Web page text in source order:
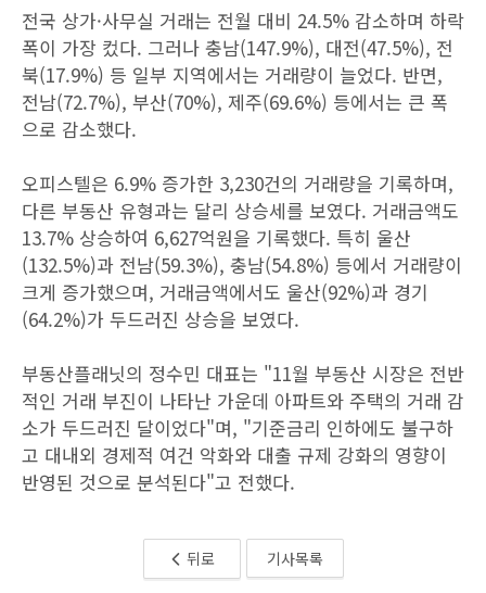
전국 상가·사무실 거래는 전월 대비 24.5% 감소하며 하락
폭이 가장 컸다. 그러나 충남(147.9%), 대전(47.5%), 전
북(17.9%) 등 일부 지역에서는 거래량이 늘었다. 반면,
전남(72.7%), 부산(70%), 제주(69.6%) 등에서는 큰 폭
으로 감소했다.
오피스텔은 6.9% 증가한 3,230건의 거래량을 기록하며,
다른 부동산 유형과는 달리 상승세를 보였다. 거래금액도
13.7% 상승하여 6,627억원을 기록했다. 특히 울산
(132.5%)과 전남(59.3%), 충남(54.8%) 등에서 거래량이
크게 증가했으며, 거래금액에서도 울산(92%)과 경기
(64.2%)가 두드러진 상승을 보였다.
부동산플래닛의 정수민 대표는 "11월 부동산 시장은 전반
적인 거래 부진이 나타난 가운데 아파트와 주택의 거래 감
소가 두드러진 달이었다"며, "기준금리 인하에도 불구하
고 대내외 경제적 여건 악화와 대출 규제 강화의 영향이
반영된 것으로 분석된다"고 전했다.
뒤로 기사목록